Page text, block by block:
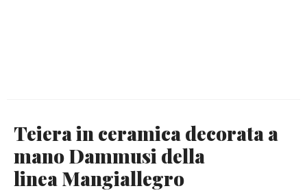
Teiera in ceramica decorata a
mano Dammusi della
linea Mangiallegro